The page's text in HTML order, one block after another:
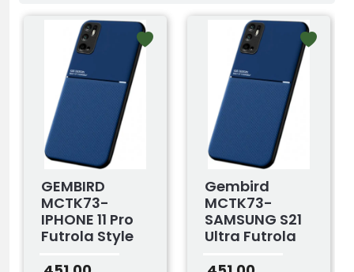
GEMBIRD
MCTK73-
IPHONE 11 Pro
Futrola Style
Gembird
MCTK73-
SAMSUNG S21
Ultra Futrola